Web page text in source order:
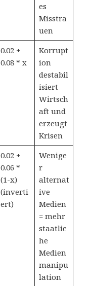
es
Misstra
uen
0.02 +
0.08 * x
Korrupt
ion
destabil
isiert
Wirtsch
aft und
erzeugt
Krisen
0.02 +
0.06 *
(1-x)
(inverti
ert)
Wenige
r
alternat
ive
Medien
= mehr
staatlic
he
Medien
manipu
lation